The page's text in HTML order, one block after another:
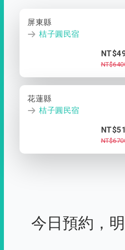
屏東縣
桔子圓民宿
花蓮縣
桔子圓民宿
今日預約，